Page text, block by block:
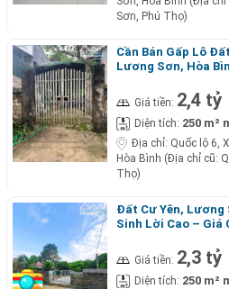
Sơn, Phú Thọ)
Cần Bán Gấp Lô
Lương Sơn, Hòa
Giá tiền: 2,4 tỷ
Diện tích: 250 m²
Địa chỉ: Quốc lộ 6,
Hòa Bình (Địa chỉ cũ:
Thọ)
Đất Cư Yên, Lương
Sinh Lời Cao – Giá
Giá tiền: 2,3 tỷ
Diện tích: 250 m²